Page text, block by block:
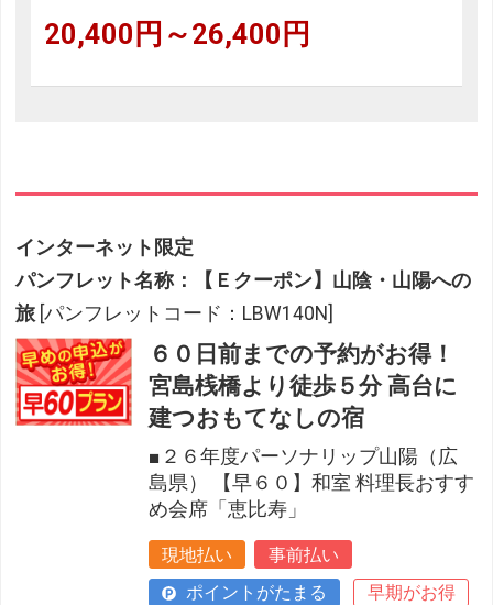
20,400円～26,400円
インターネット限定
パンフレット名称：【Ｅクーポン】山陰・山陽への
旅 [パンフレットコード：LBW140N]
６０日前までの予約がお得！
宮島桟橋より徒歩５分 高台に
建つおもてなしの宿
■２６年度パーソナリップ山陽（広
島県） 【早６０】和室 料理長おすす
め会席「恵比寿」
現地払い
事前払い
ポイントがたまる
早期がお得